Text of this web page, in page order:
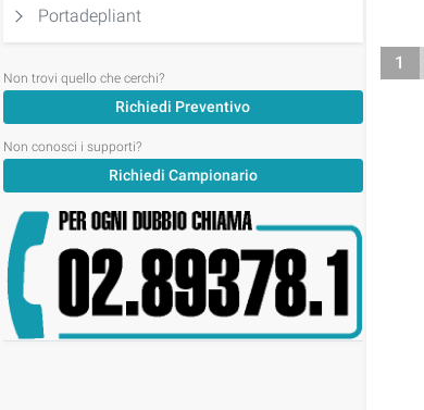
Portadepliant
Non trovi quello che cerchi?
Richiedi Preventivo
Non conosci i supporti?
Richiedi Campionario
1